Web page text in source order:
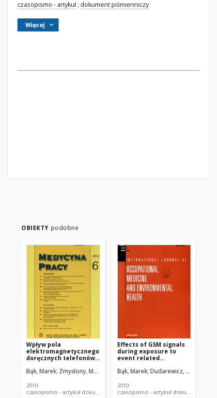
czasopismo - artykuł ; dokument piśmienniczy
Więcej
OBIEKTY podobne
Wpływ pola
elektromagnetycznego
doręcznych telefonów
wybrane funkcje
nerwowego - przegląd
literatury
Bąk, Marek Zmyslony, Marek.
2010
czasopismo - artykuł dokument piśmienniczy
Effects of GSM signals
during exposure to
event related
Bąk, Marek Dudarewicz, Adam
2010
czasopismo - artykuł